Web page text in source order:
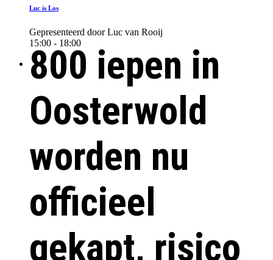
Luc is Los
Gepresenteerd door Luc van Rooij
15:00 - 18:00
800 iepen in
Oosterwold
worden nu
officieel
gekapt, risico